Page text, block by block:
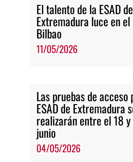
El talento de la ESAD de
Extremadura luce en el
Bilbao
11/05/2026
Las pruebas de acceso
ESAD de Extremadura
realizarán entre el 18
junio
04/05/2026